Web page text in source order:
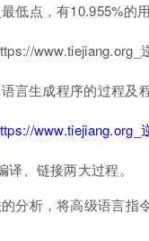
低点，有10.955%的
言生成程序的过程及
、链接两大过程。
分析，将高级语言指